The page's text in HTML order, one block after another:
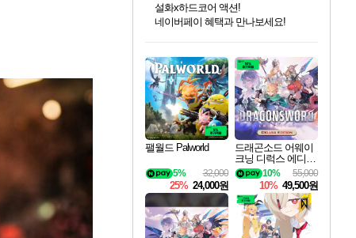
최대 90% 할인가를 만나보세요!
네이버혜택과 함께 만나보세요!
50%할인&추가 적립까지!
네이버 포인트 혜택까지!
이니&베니 혜택까지!
네이버 혜택가와 함께 예약하세요!
할인&네이버혜택으로 만나보세요!
설화x하드코어 액션!
네이버페이 혜택과 만나보세요!
40주년 프로모션으로 만나보세요!
할인가에 만나보세요!
일부 에디션 상시 할인!
혜택으로 예약 판매 중
편안하게 충전하세요
팰월드 Palworld
32,000
5%
25% 24,000원
드래곤소드 어웨이
크닝 디럭스 에디션
DragonSword Awake
ning Deluxe Edition
55,000
10%
10% 49,500원